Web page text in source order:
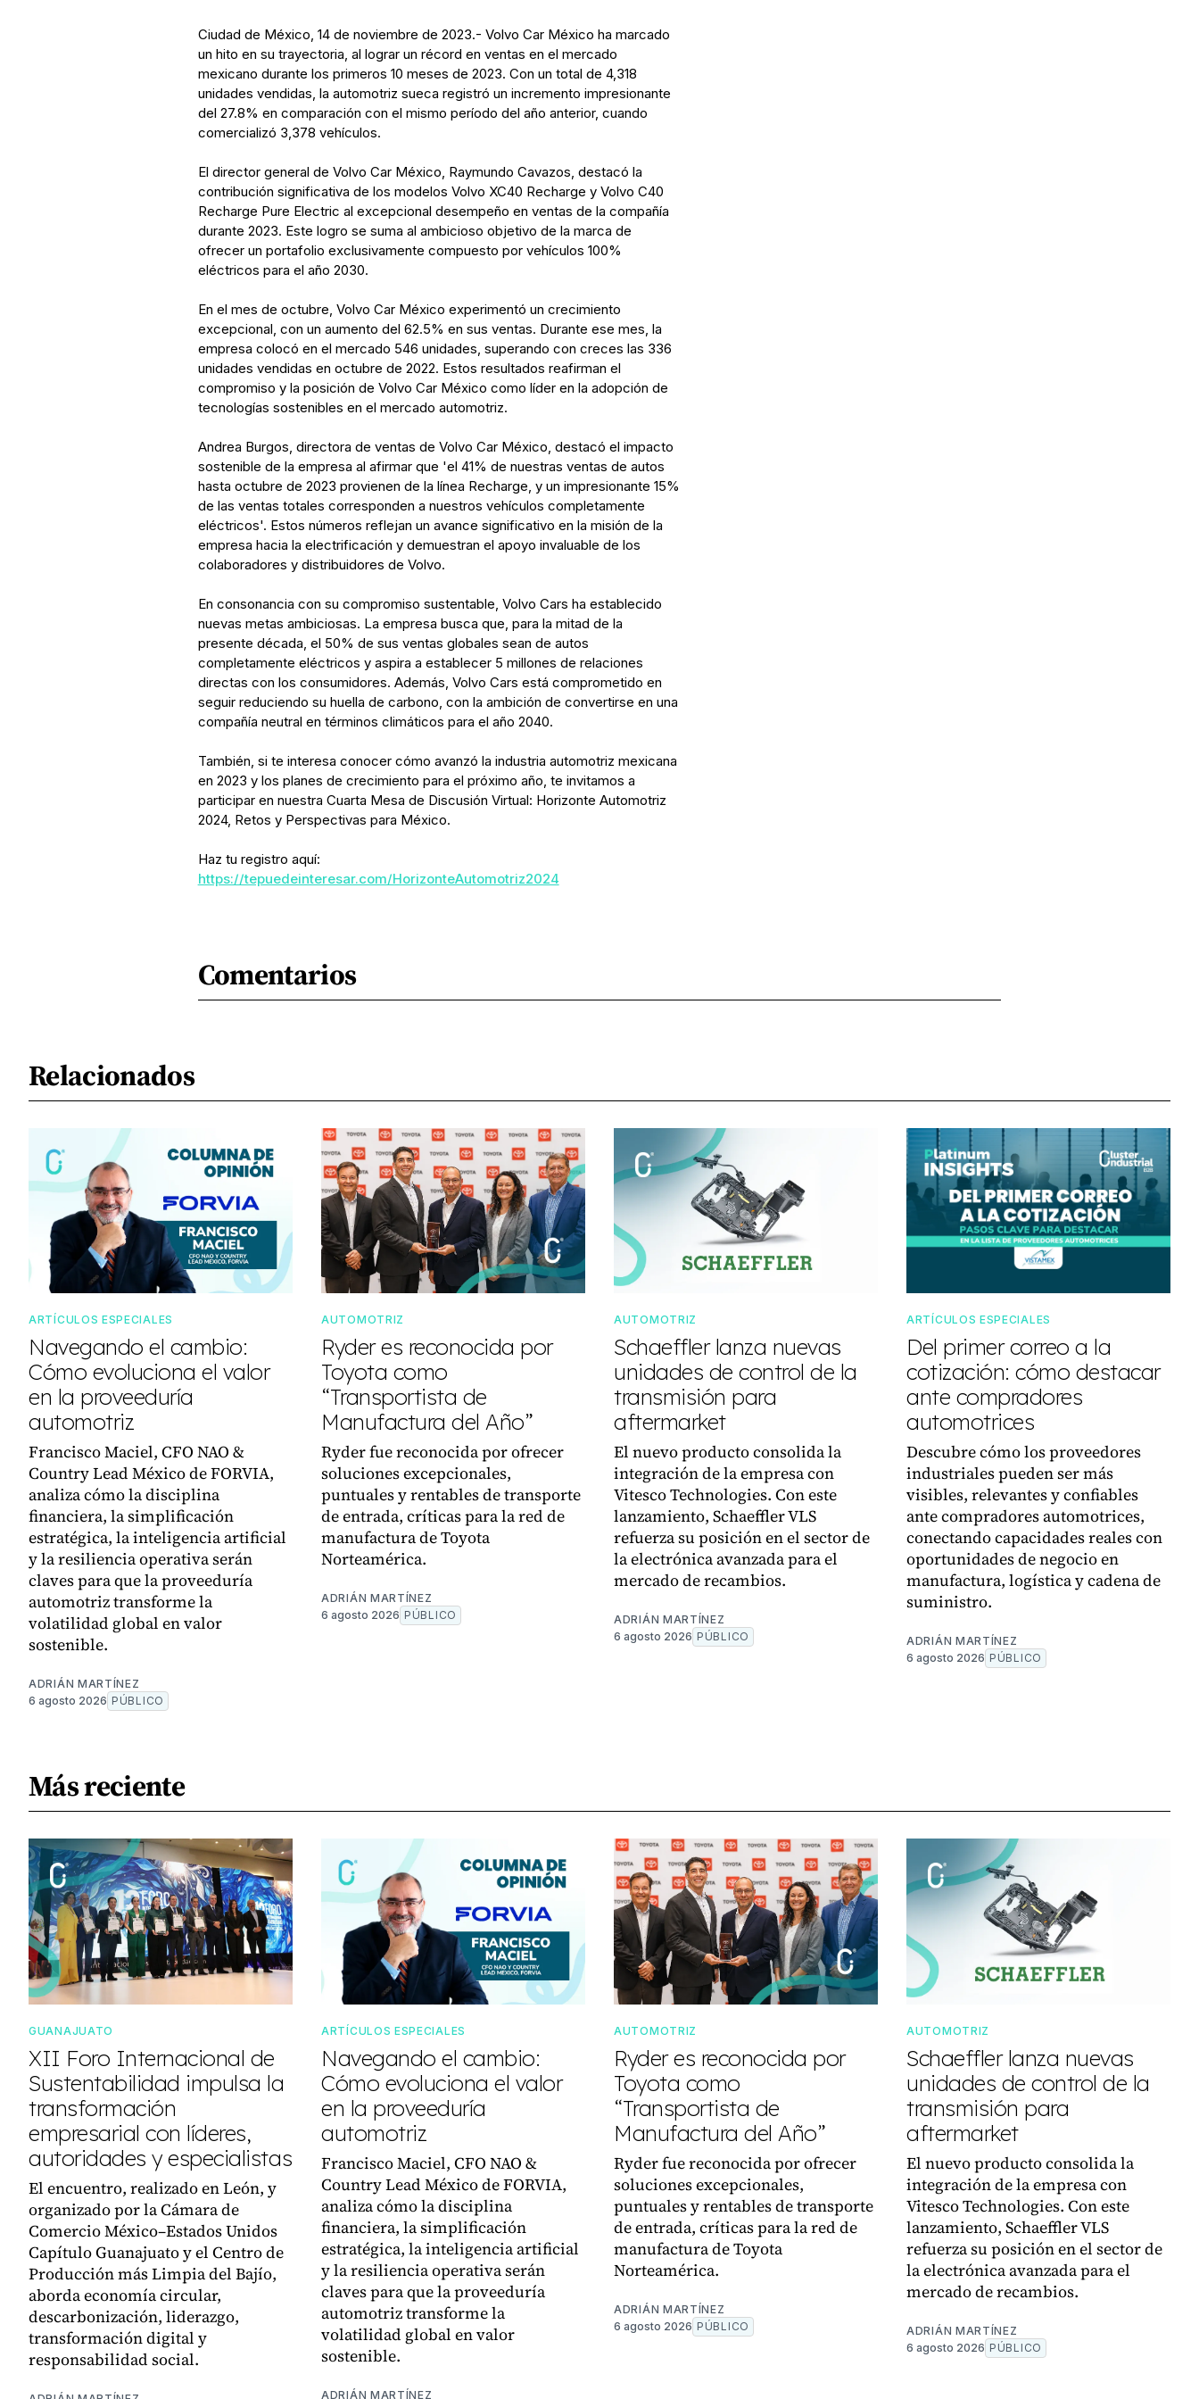
Ciudad de México, 14 de noviembre de 2023.- Volvo Car México ha marcado
un hito en su trayectoria, al lograr un récord en ventas en el mercado
mexicano durante los primeros 10 meses de 2023. Con un total de 4,318
unidades vendidas, la automotriz sueca registró un incremento impresionante
del 27.8% en comparación con el mismo período del año anterior, cuando
comercializó 3,378 vehículos.
El director general de Volvo Car México, Raymundo Cavazos, destacó la
contribución significativa de los modelos Volvo XC40 Recharge y Volvo C40
Recharge Pure Electric al excepcional desempeño en ventas de la compañía
durante 2023. Este logro se suma al ambicioso objetivo de la marca de
ofrecer un portafolio exclusivamente compuesto por vehículos 100%
eléctricos para el año 2030.
En el mes de octubre, Volvo Car México experimentó un crecimiento
excepcional, con un aumento del 62.5% en sus ventas. Durante ese mes, la
empresa colocó en el mercado 546 unidades, superando con creces las 336
unidades vendidas en octubre de 2022. Estos resultados reafirman el
compromiso y la posición de Volvo Car México como líder en la adopción de
tecnologías sostenibles en el mercado automotriz.
Andrea Burgos, directora de ventas de Volvo Car México, destacó el impacto
sostenible de la empresa al afirmar que 'el 41% de nuestras ventas de autos
hasta octubre de 2023 provienen de la línea Recharge, y un impresionante 15%
de las ventas totales corresponden a nuestros vehículos completamente
eléctricos'. Estos números reflejan un avance significativo en la misión de la
empresa hacia la electrificación y demuestran el apoyo invaluable de los
colaboradores y distribuidores de Volvo.
En consonancia con su compromiso sustentable, Volvo Cars ha establecido
nuevas metas ambiciosas. La empresa busca que, para la mitad de la
presente década, el 50% de sus ventas globales sean de autos
completamente eléctricos y aspira a establecer 5 millones de relaciones
directas con los consumidores. Además, Volvo Cars está comprometido en
seguir reduciendo su huella de carbono, con la ambición de convertirse en una
compañía neutral en términos climáticos para el año 2040.
También, si te interesa conocer cómo avanzó la industria automotriz mexicana
en 2023 y los planes de crecimiento para el próximo año, te invitamos a
participar en nuestra Cuarta Mesa de Discusión Virtual: Horizonte Automotriz
2024, Retos y Perspectivas para México.
Haz tu registro aquí:
https://tepuedeinteresar.com/HorizonteAutomotriz2024
Comentarios
Relacionados
ARTÍCULOS ESPECIALES
Navegando el cambio:
Cómo evoluciona el valor
en la proveeduría
automotriz
Francisco Maciel, CFO NAO &
Country Lead México de FORVIA,
analiza cómo la disciplina
financiera, la simplificación
estratégica, la inteligencia artificial
y la resiliencia operativa serán
claves para que la proveeduría
automotriz transforme la
volatilidad global en valor
sostenible.
ADRIÁN MARTÍNEZ
6 agosto 2026 PÚBLICO
AUTOMOTRIZ
Ryder es reconocida por
Toyota como
“Transportista de
Manufactura del Año”
Ryder fue reconocida por ofrecer
soluciones excepcionales,
puntuales y rentables de transporte
de entrada, críticas para la red de
manufactura de Toyota
Norteamérica.
ADRIÁN MARTÍNEZ
6 agosto 2026 PÚBLICO
AUTOMOTRIZ
Schaeffler lanza nuevas
unidades de control de la
transmisión para
aftermarket
El nuevo producto consolida la
integración de la empresa con
Vitesco Technologies. Con este
lanzamiento, Schaeffler VLS
refuerza su posición en el sector de
la electrónica avanzada para el
mercado de recambios.
ADRIÁN MARTÍNEZ
6 agosto 2026 PÚBLICO
ARTÍCULOS ESPECIALES
Del primer correo a la
cotización: cómo destacar
ante compradores
automotrices
Descubre cómo los proveedores
industriales pueden ser más
visibles, relevantes y confiables
ante compradores automotrices,
conectando capacidades reales con
oportunidades de negocio en
manufactura, logística y cadena de
suministro.
ADRIÁN MARTÍNEZ
6 agosto 2026 PÚBLICO
Más reciente
GUANAJUATO
XII Foro Internacional de
Sustentabilidad impulsa la
transformación
empresarial con líderes,
autoridades y especialistas
El encuentro, realizado en León, y
organizado por la Cámara de
Comercio México–Estados Unidos
Capítulo Guanajuato y el Centro de
Producción más Limpia del Bajío,
aborda economía circular,
descarbonización, liderazgo,
transformación digital y
responsabilidad social.
ARTÍCULOS ESPECIALES
Navegando el cambio:
Cómo evoluciona el valor
en la proveeduría
automotriz
Francisco Maciel, CFO NAO &
Country Lead México de FORVIA,
analiza cómo la disciplina
financiera, la simplificación
estratégica, la inteligencia artificial
y la resiliencia operativa serán
claves para que la proveeduría
automotriz transforme la
volatilidad global en valor
sostenible.
ADRIÁN MARTÍNEZ
AUTOMOTRIZ
Ryder es reconocida por
Toyota como
“Transportista de
Manufactura del Año”
Ryder fue reconocida por ofrecer
soluciones excepcionales,
puntuales y rentables de transporte
de entrada, críticas para la red de
manufactura de Toyota
Norteamérica.
ADRIÁN MARTÍNEZ
6 agosto 2026 PÚBLICO
AUTOMOTRIZ
Schaeffler lanza nuevas
unidades de control de la
transmisión para
aftermarket
El nuevo producto consolida la
integración de la empresa con
Vitesco Technologies. Con este
lanzamiento, Schaeffler VLS
refuerza su posición en el sector de
la electrónica avanzada para el
mercado de recambios.
ADRIÁN MARTÍNEZ
6 agosto 2026 PÚBLICO